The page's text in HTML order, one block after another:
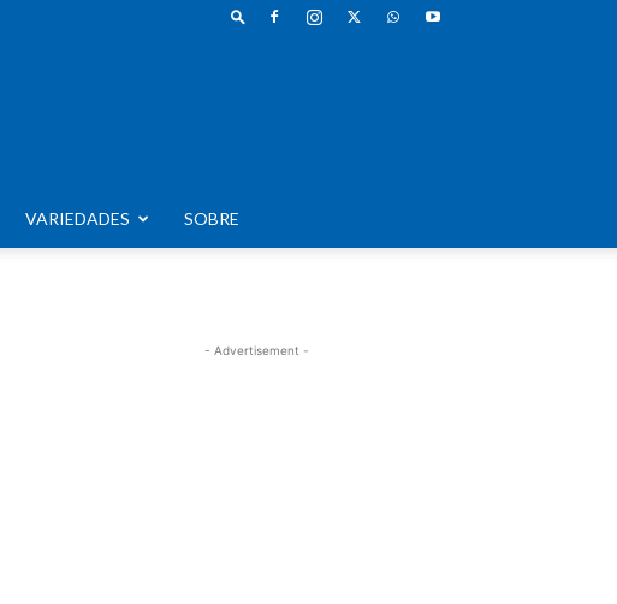
VARIEDADES SOBRE
- Advertisement -